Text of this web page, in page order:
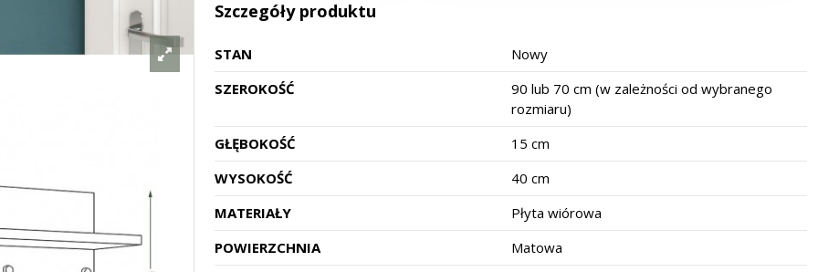
Szczegóły produktu
STAN
Nowy
SZEROKOŚĆ
90 lub 70 cm (w zależności od wybranego
rozmiaru)
GŁĘBOKOŚĆ
15 cm
WYSOKOŚĆ
40 cm
MATERIAŁY
Płyta wiórowa
POWIERZCHNIA
Matowa